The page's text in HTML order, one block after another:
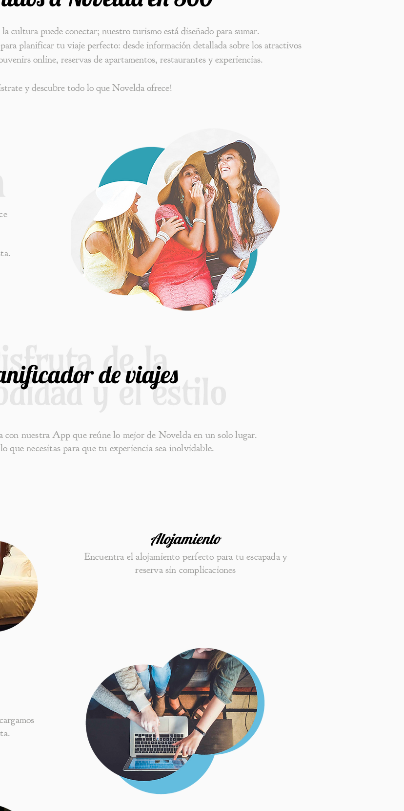
cultura puede conectar; nuestro turismo está diseñado para sumar.
planificar tu viaje perfecto: desde información detallada sobre los atractivos
online, reservas de apartamentos, restaurantes y experiencias.
y descubre todo lo que Novelda ofrece!
de viajes
con nuestra App que reúne lo mejor de Novelda en un solo lugar.
que necesitas para que tu experiencia sea inolvidable.
Alojamiento
Encuentra el alojamiento perfecto para tu escapada y
reserva sin complicaciones